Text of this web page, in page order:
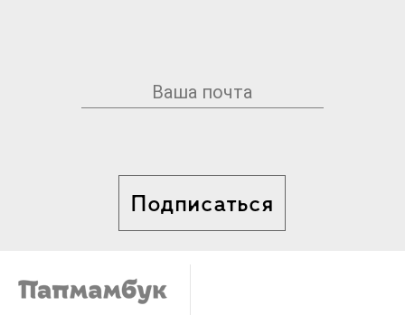
Подписаться